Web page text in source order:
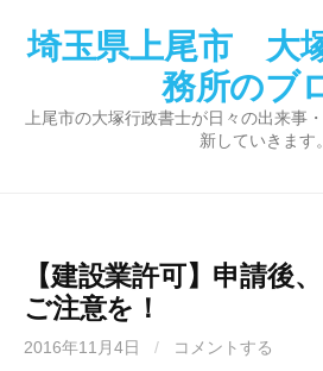
埼玉県上尾市 大
務所のブ
上尾市の大塚行政書士が日々の出来事
新していきます。
【建設業許可】申請後
ご注意を！
2016年11月4日 / コメントする